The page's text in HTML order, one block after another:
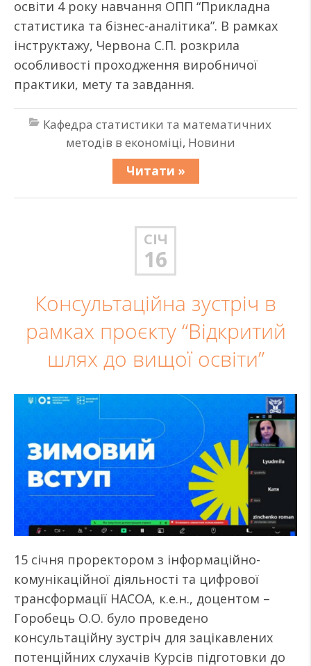
освіти 4 року навчання ОПП “Прикладна
статистика та бізнес-аналітика”. В рамках
інструктажу, Червона С.П. розкрила
особливості проходження виробничої
практики, мету та завдання.
Кафедра статистики та математичних
методів в економіці, Новини
Читати »
СІЧ
16
Консультаційна зустріч в
рамках проєкту “Відкритий
шлях до вищої освіти”
15 січня проректором з інформаційно-
комунікаційної діяльності та цифрової
трансформації НАСОА, к.е.н., доцентом –
Горобець О.О. було проведено
консультаційну зустріч для зацікавлених
потенційних слухачів Курсів підготовки до